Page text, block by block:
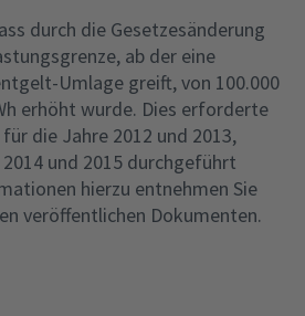
durch die Gesetzesänderung
ab der eine
Umlage greift, von 100.000
erhöht wurde. Dies erforderte
die Jahre 2012 und 2013,
und 2015 durchgeführt
hierzu entnehmen Sie
veröffentlichen Dokumenten.